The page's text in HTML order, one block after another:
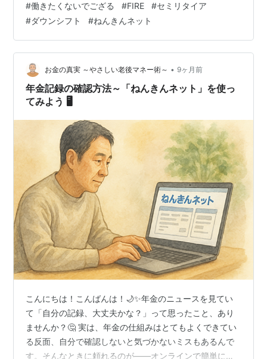
した。しかしバイトし始めてしばらくすると、お店がだ
んだんと汚くなっていったのです。意地になって掃除し
ました。けれど次のシフトに行くと、もう汚い。どうな
ってるんだ？不思議でなりませんでした。ある日、謎が
解けました。一緒にシフトに入った先輩が「だめもんち
ゃんがきれいに掃除してくれるから、私たち掃除し…
#働きたくないでござる #FIRE #セミリタイア
#ダウンシフト #ねんきんネット
お金の真実 ～やさしい老後マネー術～ • 9ヶ月前
年金記録の確認方法～「ねんきんネット」を使っ
てみよう 🖥️
こんにちは！こんばんは！🌙✨年金のニュースを見てい
て「自分の記録、大丈夫かな？」って思ったこと、あり
ませんか？🤔 実は、年金の仕組みはとてもよくできてい
る反面、自分で確認しないと気づかないミスもあるんで
す。そんなときに頼れるのが――オンラインで簡単に確